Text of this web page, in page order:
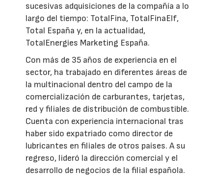
sucesivas adquisiciones de la compañía a lo
largo del tiempo: TotalFina, TotalFinaElf,
Total España y, en la actualidad,
TotalEnergies Marketing España.
Con más de 35 años de experiencia en el
sector, ha trabajado en diferentes áreas de
la multinacional dentro del campo de la
comercialización de carburantes, tarjetas,
red y filiales de distribución de combustible.
Cuenta con experiencia internacional tras
haber sido expatriado como director de
lubricantes en filiales de otros países. A su
regreso, lideró la dirección comercial y el
desarrollo de negocios de la filial española.